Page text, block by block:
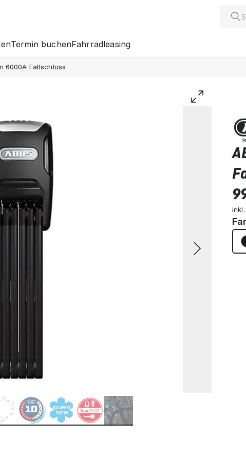
Termin buchenFahrradleasing
6000A Faltschloss